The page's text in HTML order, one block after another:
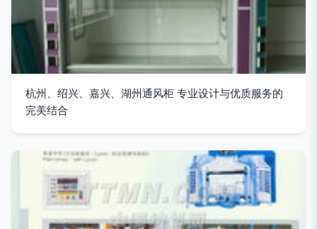
杭州、绍兴、嘉兴、湖州通风柜 专业设计与优质服务的
完美结合